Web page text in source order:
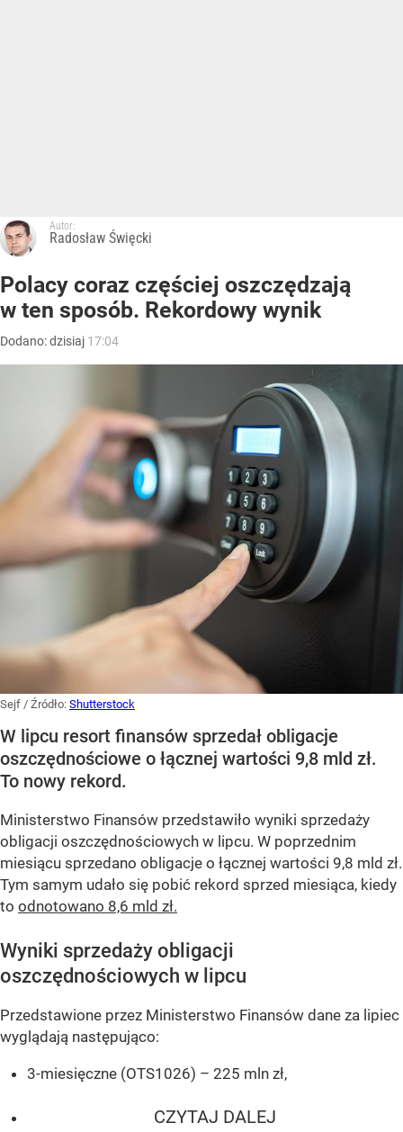
Autor:
Radosław Święcki
Polacy coraz częściej oszczędzają
w ten sposób. Rekordowy wynik
Dodano:dzisiaj 17:04
Sejf / Źródło: Shutterstock
W lipcu resort finansów sprzedał obligacje
oszczędnościowe o łącznej wartości 9,8 mld zł.
To nowy rekord.
Ministerstwo Finansów przedstawiło wyniki sprzedaży
obligacji oszczędnościowych w lipcu. W poprzednim
miesiącu sprzedano obligacje o łącznej wartości 9,8 mld zł.
Tym samym udało się pobić rekord sprzed miesiąca, kiedy
to odnotowano 8,6 mld zł.
Wyniki sprzedaży obligacji
oszczędnościowych w lipcu
Przedstawione przez Ministerstwo Finansów dane za lipiec
wyglądają następująco:
3-miesięczne (OTS1026) – 225 mln zł,
CZYTAJ DALEJ